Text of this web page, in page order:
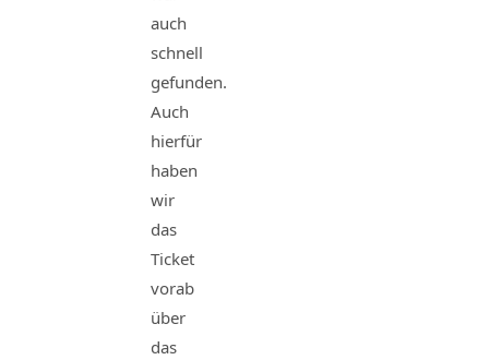
auch
schnell
gefunden.
Auch
hierfür
haben
wir
das
Ticket
vorab
über
das